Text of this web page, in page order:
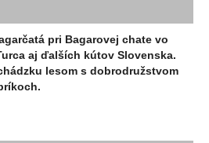
pri Bagarovej chate vo
aj ďalších kútov Slovenska.
lesom s dobrodružstvom